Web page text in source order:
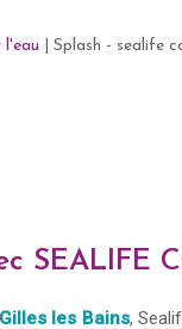
l'eau Splash - sealife
SEALIFE
les Bains,